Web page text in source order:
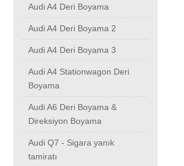
Audi A4 Deri Boyama
Audi A4 Deri Boyama 2
Audi A4 Deri Boyama 3
Audi A4 Stationwagon Deri
Boyama
Audi A6 Deri Boyama &
Direksiyon Boyama
Audi Q7 - Sigara yanık
tamiratı